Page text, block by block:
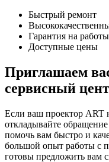
Быстрый ремонт
Гарантия на работы
Доступные цены
Приглашаем
сервисный
Если ваш проектор ART
откладывайте
помочь вам быстро и
большой опыт работы с
готовы предложить вам